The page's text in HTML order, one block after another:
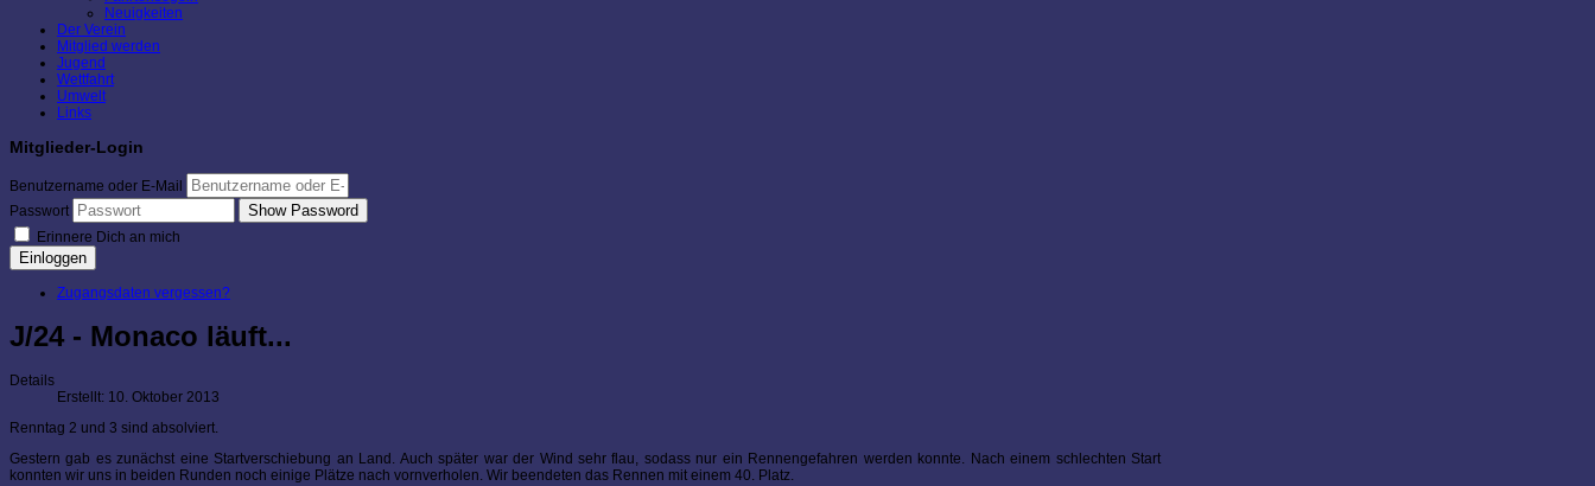
Neuigkeiten
Der Verein
Mitglied werden
Jugend
Wettfahrt
Umwelt
Links
Mitglieder-Login
Benutzername oder E-Mail
Passwort
Show Password
Erinnere Dich an mich
Einloggen
Zugangsdaten vergessen?
J/24 - Monaco läuft...
Details
Erstellt: 10. Oktober 2013
Renntag 2 und 3 sind absolviert.
Gestern gab es zunächst eine Startverschiebung an Land. Auch später war der Wind sehr flau, sodass nur ein Rennengefahren werden konnte. Nach einem schlechten Start
konnten wir uns in beiden Runden noch einige Plätze nach vornverholen. Wir beendeten das Rennen mit einem 40. Platz.